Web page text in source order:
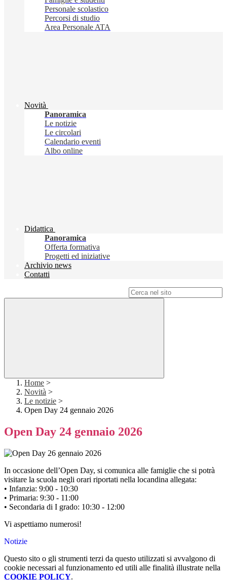
Personale scolastico
Percorsi di studio
Area Personale ATA
Novità
Panoramica
Le notizie
Le circolari
Calendario eventi
Albo online
Didattica
Panoramica
Offerta formativa
Progetti ed iniziative
Archivio news
Contatti
Home >
Novità >
Le notizie >
Open Day 24 gennaio 2026
Open Day 24 gennaio 2026
In occasione dell’Open Day, si comunica alle famiglie che si potrà
visitare la scuola negli orari riportati nella locandina allegata:
• Infanzia: 9:00 - 10:30
• Primaria: 9:30 - 11:00
• Secondaria di I grado: 10:30 - 12:00
Vi aspettiamo numerosi!
Notizie
Questo sito o gli strumenti terzi da questo utilizzati si avvalgono di
cookie necessari al funzionamento ed utili alle finalità illustrate nella
COOKIE POLICY.